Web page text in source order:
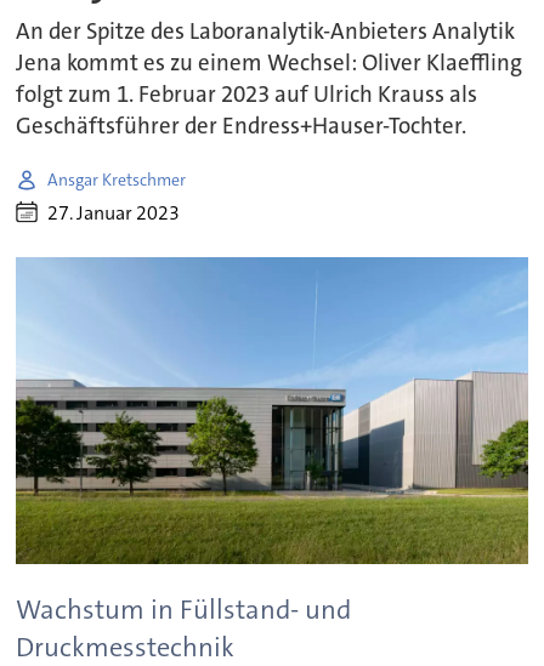
An der Spitze des Laboranalytik-Anbieters Analytik
Jena kommt es zu einem Wechsel: Oliver Klaeffling
folgt zum 1. Februar 2023 auf Ulrich Krauss als
Geschäftsführer der Endress+Hauser-Tochter.
Ansgar Kretschmer
27. Januar 2023
Wachstum in Füllstand- und
Druckmesstechnik